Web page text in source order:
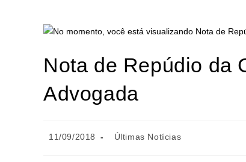
Nota de Repúdio da
Advogada
11/09/2018 Últimas Notícias